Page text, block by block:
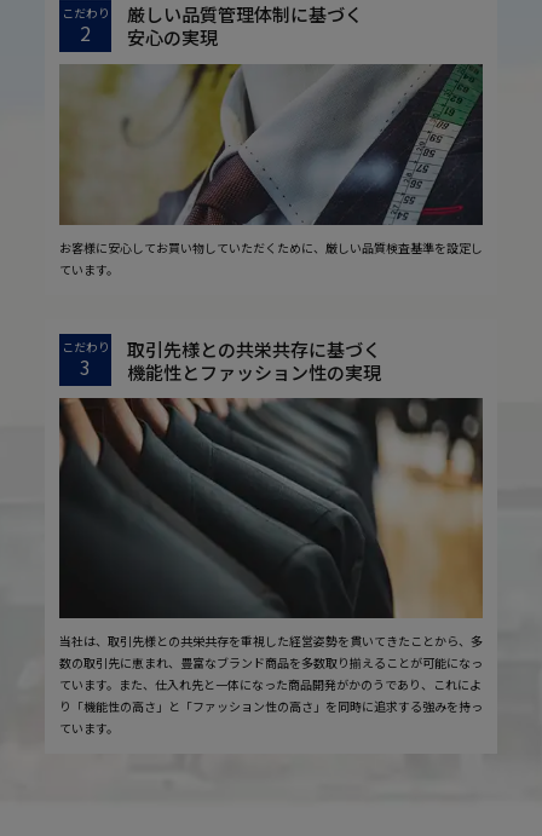
こだわり
2
厳しい品質管理体制に基づく
安心の実現
お客様に安心してお買い物していただくために、厳しい品質検査基準を設定し
ています。
こだわり
3
取引先様との共栄共存に基づく
機能性とファッション性の実現
当社は、取引先様との共栄共存を重視した経営姿勢を貫いてきたことから、多
数の取引先に恵まれ、豊富なブランド商品を多数取り揃えることが可能になっ
ています。また、仕入れ先と一体になった商品開発がかのうであり、これによ
り「機能性の高さ」と「ファッション性の高さ」を同時に追求する強みを持っ
ています。